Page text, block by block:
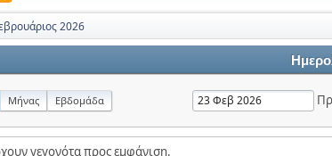
2026
Μήνας Εβδομάδα
γεγονότα προς εμφάνιση.